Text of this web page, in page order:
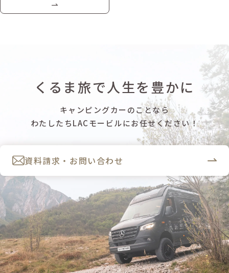
くるま旅で人生を豊かに
キャンピングカーのことなら
わたしたちLACモービルにお任せください！
資料請求・お問い合わせ